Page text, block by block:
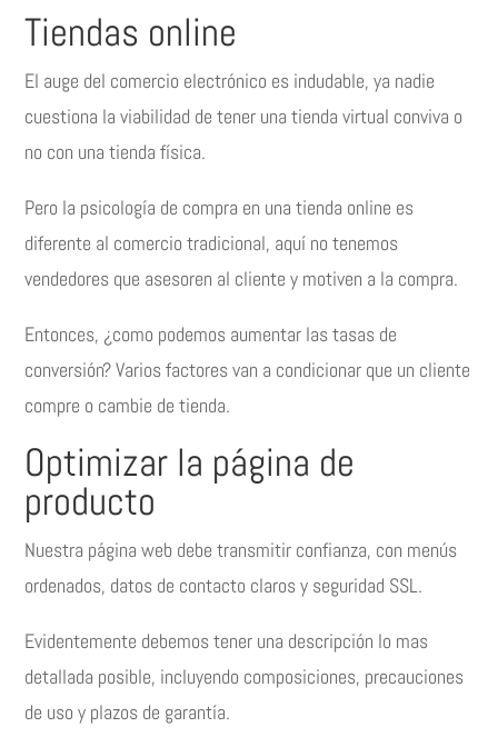
Tiendas online
El auge del comercio electrónico es indudable, ya nadie
cuestiona la viabilidad de tener una tienda virtual conviva o
no con una tienda física.
Pero la psicología de compra en una tienda online es
diferente al comercio tradicional, aquí no tenemos
vendedores que asesoren al cliente y motiven a la compra.
Entonces, ¿como podemos aumentar las tasas de
conversión? Varios factores van a condicionar que un cliente
compre o cambie de tienda.
Optimizar la página de
producto
Nuestra página web debe transmitir confianza, con menús
ordenados, datos de contacto claros y seguridad SSL.
Evidentemente debemos tener una descripción lo mas
detallada posible, incluyendo composiciones, precauciones
de uso y plazos de garantía.